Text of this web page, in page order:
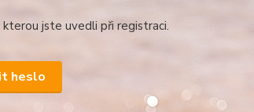
jste uvedli při registraci.
heslo